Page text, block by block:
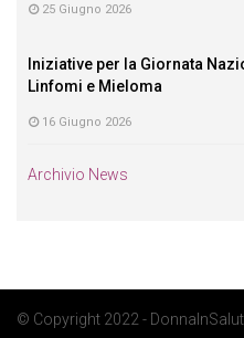
25 Giugno 2026
Iniziative per la Giornata
Linfomi e Mieloma
16 Giugno 2026
Archivio News
© Copyright 2022 -